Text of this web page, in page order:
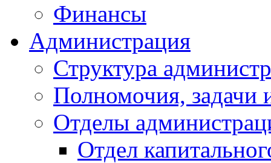
Финансы
Администрация
Структура
Полномочия, задачи
Отделы
Отдел